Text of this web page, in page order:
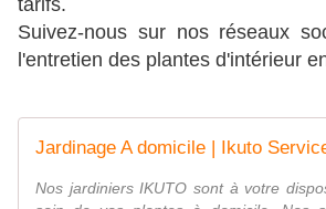
Suivez-nous sur nos réseaux
l'entretien des plantes d'intérieur
Nos jardiniers IKUTO sont à votre